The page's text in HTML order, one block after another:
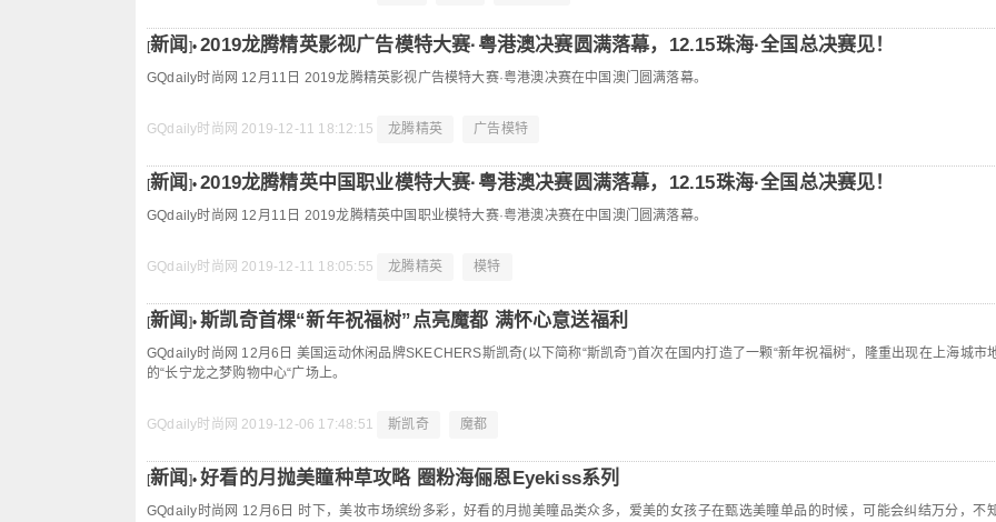
[新闻 ]•2019龙腾精英影视广告模特大赛·粤港澳决赛圆满落幕，12.15珠海·全国总决赛见！
GQdaily时尚网 12月11日 2019龙腾精英影视广告模特大赛·粤港澳决赛在中国澳门圆满落幕。
GQdaily时尚网 2019-12-11 18:12:15 龙腾精英 广告模特
[新闻 ]•2019龙腾精英中国职业模特大赛·粤港澳决赛圆满落幕，12.15珠海·全国总决赛见！
GQdaily时尚网 12月11日 2019龙腾精英中国职业模特大赛·粤港澳决赛在中国澳门圆满落幕。
GQdaily时尚网 2019-12-11 18:05:55 龙腾精英 模特
[新闻 ]•斯凯奇首棵“新年祝福树”点亮魔都 满怀心意送福利
GQdaily时尚网 12月6日 美国运动休闲品牌SKECHERS斯凯奇(以下简称“斯凯奇”)首次在国内打造了一颗“新年祝福树“，隆重出现在上海城市
的“长宁龙之梦购物中心“广场上。
GQdaily时尚网 2019-12-06 17:48:51 斯凯奇 魔都
[新闻 ]• 好看的月抛美瞳种草攻略 圈粉海俪恩Eyekiss系列
GQdaily时尚网 12月6日 时下，美妆市场缤纷多彩，好看的月抛美瞳品类众多，爱美的女孩子在甄选美瞳单品的时候，可能会纠结万分，不